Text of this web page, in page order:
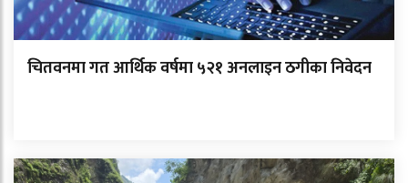
चितवनमा गत आर्थिक वर्षमा ५२१ अनलाइन ठगीका निवेदन